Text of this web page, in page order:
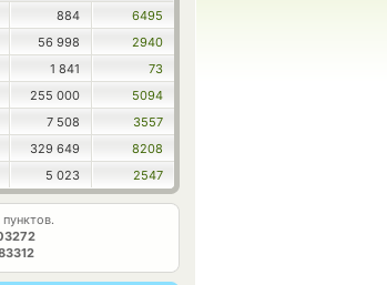
884
6495
56 998
2940
1 841
73
255 000
5094
7 508
3557
329 649
8208
5 023 2547